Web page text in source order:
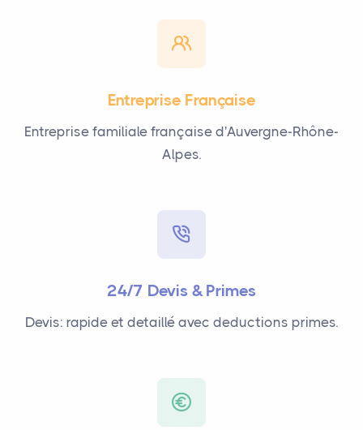
Entreprise Française
Entreprise familiale française d'Auvergne-Rhône-
Alpes.
24/7 Devis & Primes
Devis: rapide et detaillé avec deductions primes.